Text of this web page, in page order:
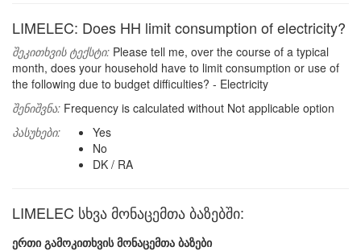
LIMELEC: Does HH limit consumption of electricity?
შეკითხვის ტექსტი: Please tell me, over the course of a typical
month, does your household have to limit consumption or use of
the following due to budget difficulties? - Electricity
შენიშვნა: Frequency is calculated without Not applicable option
პასუხები:
Yes
No
DK / RA
LIMELEC სხვა მონაცემთა ბაზებში:
ერთი გამოკითხვის მონაცემთა ბაზები